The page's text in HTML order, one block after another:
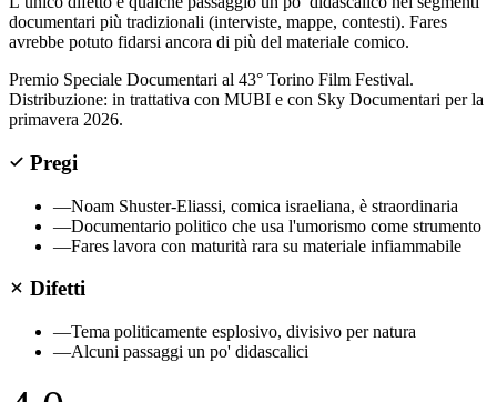
documentari più tradizionali (interviste, mappe, contesti). Fares
avrebbe potuto fidarsi ancora di più del materiale comico.
Premio Speciale Documentari al 43° Torino Film Festival.
Distribuzione: in trattativa con MUBI e con Sky Documentari per la
primavera 2026.
Pregi
—Noam Shuster-Eliassi, comica israeliana, è straordinaria
—Documentario politico che usa l'umorismo come strumento
—Fares lavora con maturità rara su materiale infiammabile
Difetti
—Tema politicamente esplosivo, divisivo per natura
—Alcuni passaggi un po' didascalici